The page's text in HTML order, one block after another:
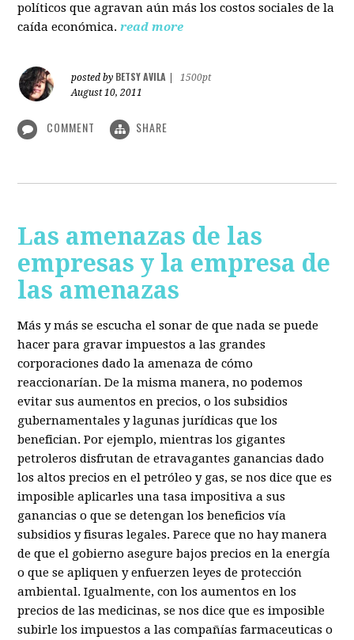
políticos que agravan aún más los costos sociales de la
caída económica. read more
posted by BETSY AVILA
1500pt
August 10, 2011
COMMENT SHARE
Las amenazas de las
empresas y la empresa de
las amenazas
Más y más se escucha el sonar de que nada se puede
hacer para gravar impuestos a las grandes
corporaciones dado la amenaza de cómo
reaccionarían. De la misma manera, no podemos
evitar sus aumentos en precios, o los subsidios
gubernamentales y lagunas jurídicas que los
benefician. Por ejemplo, mientras los gigantes
petroleros disfrutan de etravagantes ganancias dado
los altos precios en el petróleo y gas, se nos dice que es
imposible aplicarles una tasa impositiva a sus
ganancias o que se detengan los beneficios vía
subsidios y fisuras legales. Parece que no hay manera
de que el gobierno asegure bajos precios en la energía
o que se apliquen y enfuerzen leyes de protección
ambiental. Igualmente, con los aumentos en los
precios de las medicinas, se nos dice que es imposible
subirle los impuestos a las compañías farmaceuticas o